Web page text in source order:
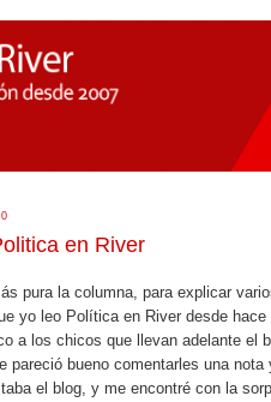
en River
pura la columna, para explicar
yo leo Política en River desde hace
a los chicos que llevan adelante el
pareció bueno comentarles una nota
el blog, y me encontré con la